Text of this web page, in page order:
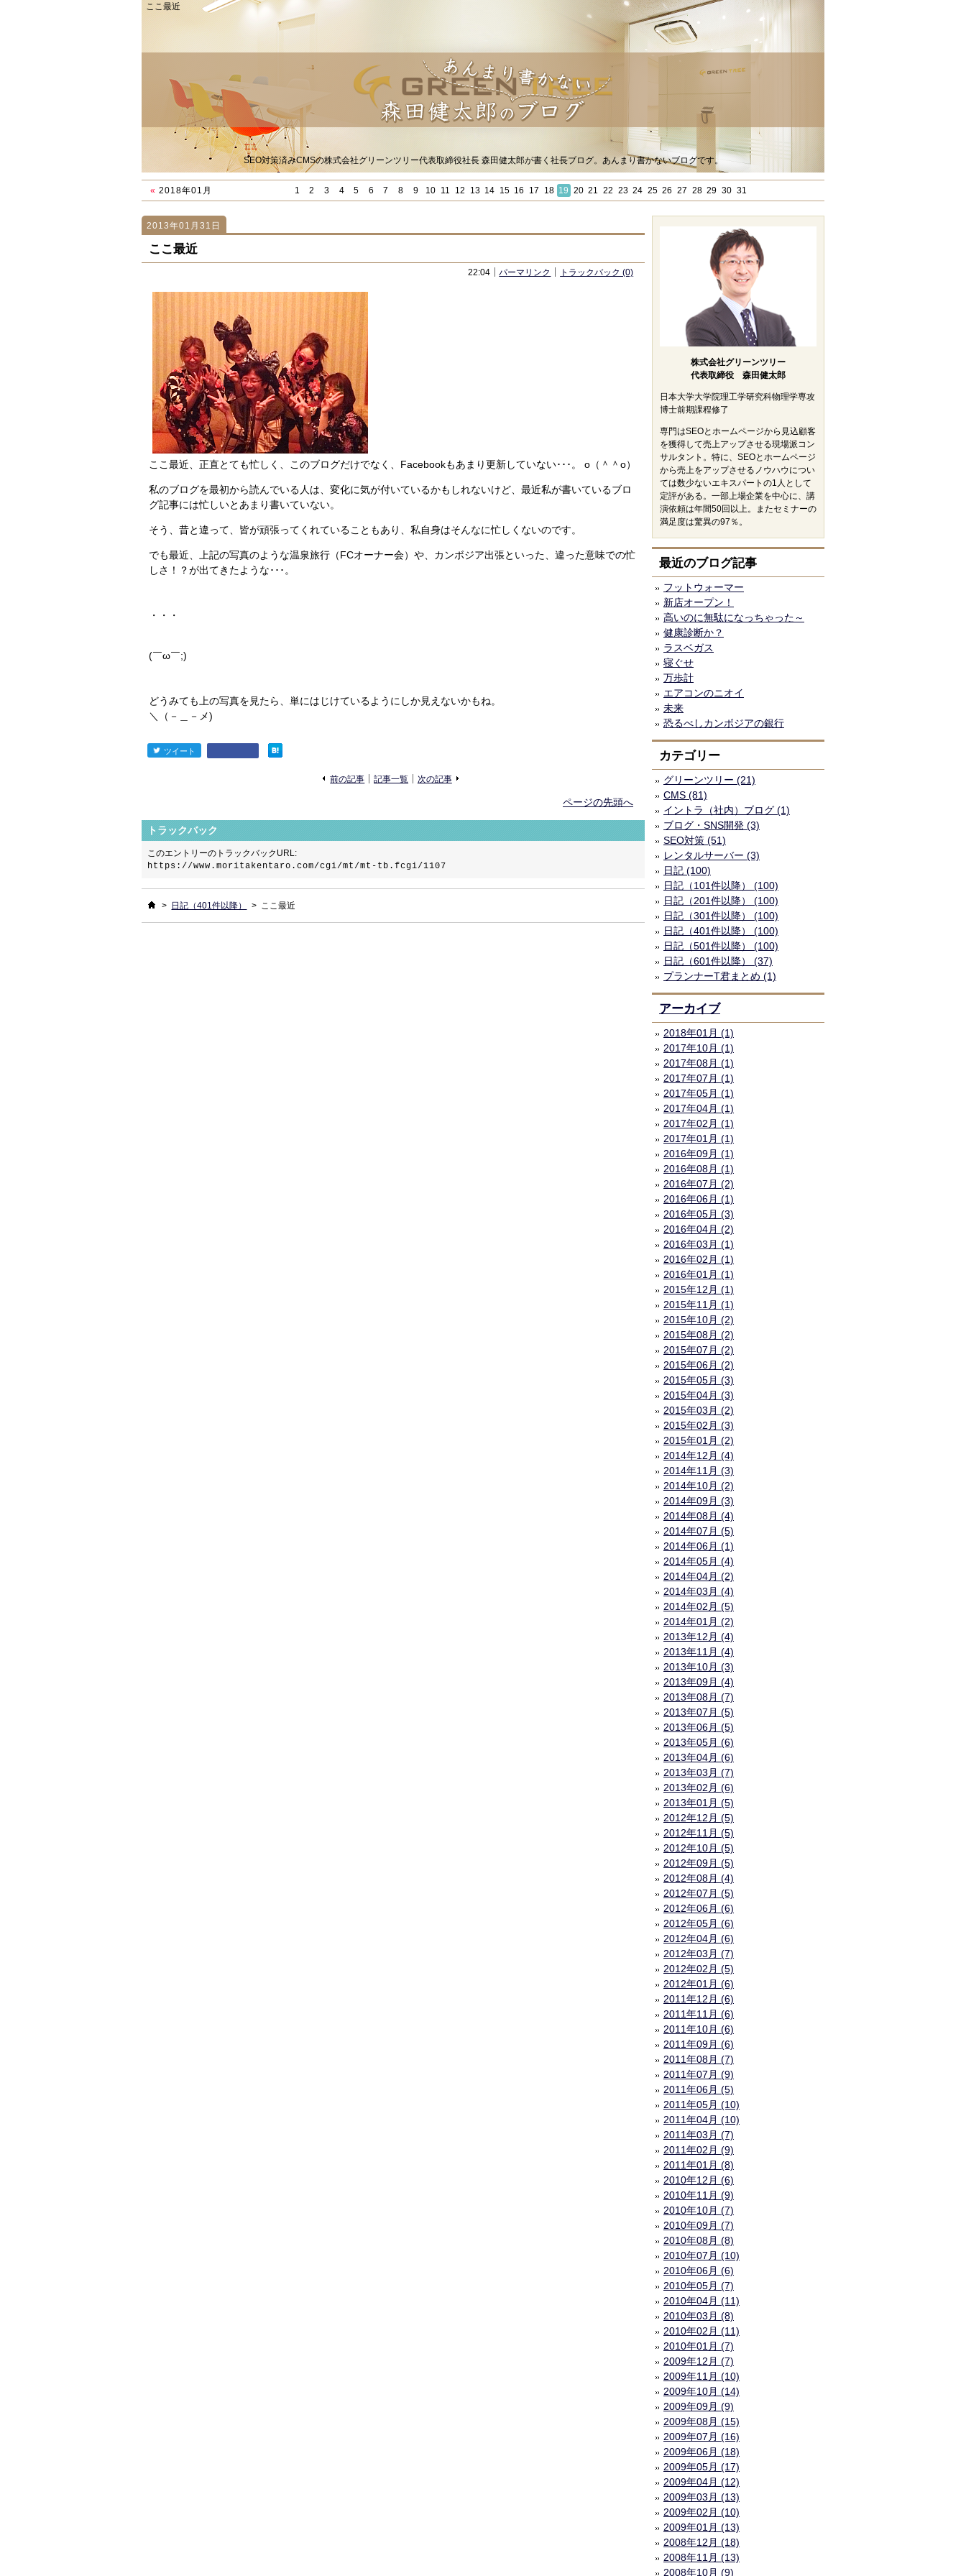
ここ最近
SEO対策済みCMSの株式会社グリーンツリー代表取締役社長 森田健太郎が書く社長ブログ。あんまり書かないブログです。
«2018年01月 1 2 3 4 5 6 7 8 9 10 11 12 13 14 15 16 17 18 19 20 21 22 23 24 25 26 27 28 29 30 31
2013年01月31日
ここ最近
22:04
1129
パーマリンク
1129
トラックバック (0)
ここ最近、正直とても忙しく、このブログだけでなく、Facebookもあまり更新していない･･･。 o（＾＾o）
私のブログを最初から読んでいる人は、変化に気が付いているかもしれないけど、最近私が書いているブロ
グ記事には忙しいとあまり書いていない。
そう、昔と違って、皆が頑張ってくれていることもあり、私自身はそんなに忙しくないのです。
でも最近、上記の写真のような温泉旅行（FCオーナー会）や、カンボジア出張といった、違った意味での忙
しさ！？が出てきたような･･･。
・・・
(￣ω￣;)
どうみても上の写真を見たら、単にはじけているようにしか見えないかもね。
＼（－＿－メ)
entry1129
ツイート
«
前の記事
「バイオメタル」
記事一覧 次の記事
「試用期間」
ページの先頭へ
トラックバック
このエントリーのトラックバックURL:
https://www.moritakentaro.com/cgi/mt/mt-tb.fcgi/1107
ホーム
> 日記（401件以降） > ここ最近
株式会社グリーンツリー
代表取締役 森田健太郎
日本大学大学院理工学研究科物理学専攻
博士前期課程修了
専門はSEOとホームページから見込顧客
を獲得して売上アップさせる現場派コン
サルタント。特に、SEOとホームページ
から売上をアップさせるノウハウについ
ては数少ないエキスパートの1人として
定評がある。一部上場企業を中心に、講
演依頼は年間50回以上。またセミナーの
満足度は驚異の97％。
最近のブログ記事
フットウォーマー
新店オープン！
高いのに無駄になっちゃった～
健康診断か？
ラスベガス
寝ぐせ
万歩計
エアコンのニオイ
未来
恐るべしカンボジアの銀行
カテゴリー
グリーンツリー (21)
CMS (81)
イントラ（社内）ブログ (1)
ブログ・SNS開発 (3)
SEO対策 (51)
レンタルサーバー (3)
日記 (100)
日記（101件以降） (100)
日記（201件以降） (100)
日記（301件以降） (100)
日記（401件以降） (100)
日記（501件以降） (100)
日記（601件以降） (37)
プランナーT君まとめ (1)
アーカイブ
2018年01月 (1)
2017年10月 (1)
2017年08月 (1)
2017年07月 (1)
2017年05月 (1)
2017年04月 (1)
2017年02月 (1)
2017年01月 (1)
2016年09月 (1)
2016年08月 (1)
2016年07月 (2)
2016年06月 (1)
2016年05月 (3)
2016年04月 (2)
2016年03月 (1)
2016年02月 (1)
2016年01月 (1)
2015年12月 (1)
2015年11月 (1)
2015年10月 (2)
2015年08月 (2)
2015年07月 (2)
2015年06月 (2)
2015年05月 (3)
2015年04月 (3)
2015年03月 (2)
2015年02月 (3)
2015年01月 (2)
2014年12月 (4)
2014年11月 (3)
2014年10月 (2)
2014年09月 (3)
2014年08月 (4)
2014年07月 (5)
2014年06月 (1)
2014年05月 (4)
2014年04月 (2)
2014年03月 (4)
2014年02月 (5)
2014年01月 (2)
2013年12月 (4)
2013年11月 (4)
2013年10月 (3)
2013年09月 (4)
2013年08月 (7)
2013年07月 (5)
2013年06月 (5)
2013年05月 (6)
2013年04月 (6)
2013年03月 (7)
2013年02月 (6)
2013年01月 (5)
2012年12月 (5)
2012年11月 (5)
2012年10月 (5)
2012年09月 (5)
2012年08月 (4)
2012年07月 (5)
2012年06月 (6)
2012年05月 (6)
2012年04月 (6)
2012年03月 (7)
2012年02月 (5)
2012年01月 (6)
2011年12月 (6)
2011年11月 (6)
2011年10月 (6)
2011年09月 (6)
2011年08月 (7)
2011年07月 (9)
2011年06月 (5)
2011年05月 (10)
2011年04月 (10)
2011年03月 (7)
2011年02月 (9)
2011年01月 (8)
2010年12月 (6)
2010年11月 (9)
2010年10月 (7)
2010年09月 (7)
2010年08月 (8)
2010年07月 (10)
2010年06月 (6)
2010年05月 (7)
2010年04月 (11)
2010年03月 (8)
2010年02月 (11)
2010年01月 (7)
2009年12月 (7)
2009年11月 (10)
2009年10月 (14)
2009年09月 (9)
2009年08月 (15)
2009年07月 (16)
2009年06月 (18)
2009年05月 (17)
2009年04月 (12)
2009年03月 (13)
2009年02月 (10)
2009年01月 (13)
2008年12月 (18)
2008年11月 (13)
2008年10月 (9)